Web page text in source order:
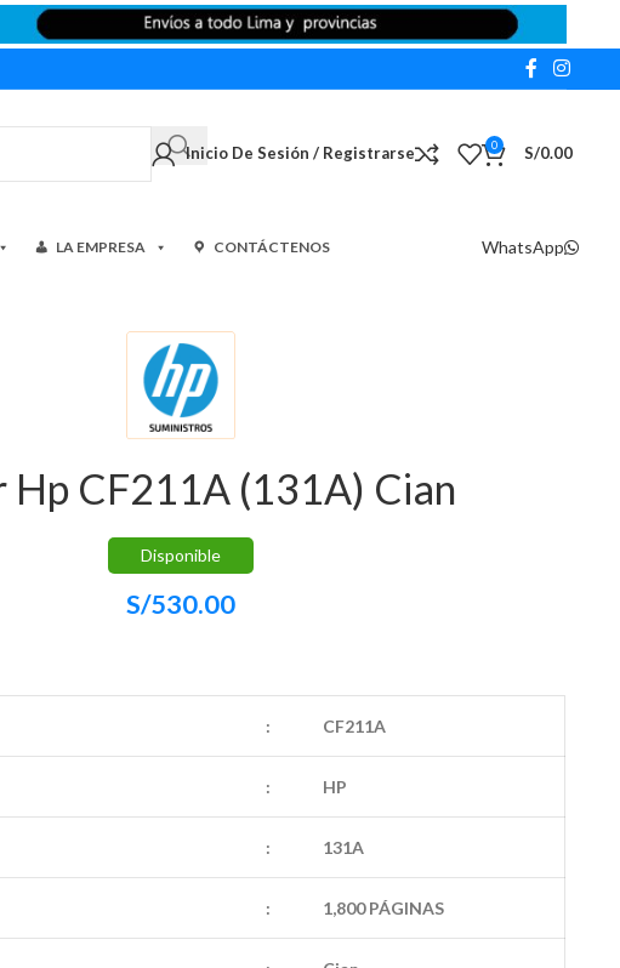
Inicio De Sesión / Registrarse 0 S/0.00
LA EMPRESA CONTÁCTENOS WhatsApp
Hp CF211A (131A) Cian
Disponible
S/530.00
: CF211A
: HP
: 131A
: 1,800 PÁGINAS